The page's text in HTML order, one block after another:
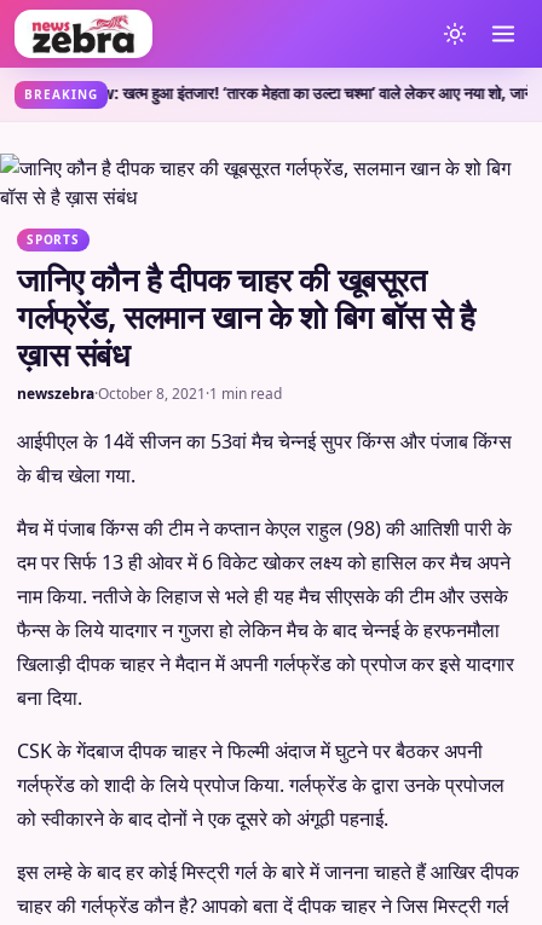
BREAKING
Show: खत्म हुआ इंतजार! ‘तारक मेहता का उल्टा चश्मा’ वाले लेकर आए नया शो, जानें
SPORTS
जानिए कौन है दीपक चाहर की खूबसूरत
गर्लफ्रेंड, सलमान खान के शो बिग बॉस से है
ख़ास संबंध
newszebra·October 8, 2021·1 min read
आईपीएल के 14वें सीजन का 53वां मैच चेन्नई सुपर किंग्स और पंजाब किंग्स
के बीच खेला गया.
मैच में पंजाब किंग्स की टीम ने कप्तान केएल राहुल (98) की आतिशी पारी के
दम पर सिर्फ 13 ही ओवर में 6 विकेट खोकर लक्ष्य को हासिल कर मैच अपने
नाम किया. नतीजे के लिहाज से भले ही यह मैच सीएसके की टीम और उसके
फैन्स के लिये यादगार न गुजरा हो लेकिन मैच के बाद चेन्नई के हरफनमौला
खिलाड़ी दीपक चाहर ने मैदान में अपनी गर्लफ्रेंड को प्रपोज कर इसे यादगार
बना दिया.
CSK के गेंदबाज दीपक चाहर ने फिल्मी अंदाज में घुटने पर बैठकर अपनी
गर्लफ्रेंड को शादी के लिये प्रपोज किया. गर्लफ्रेंड के द्वारा उनके प्रपोजल
को स्वीकारने के बाद दोनों ने एक दूसरे को अंगूठी पहनाई.
इस लम्हे के बाद हर कोई मिस्ट्री गर्ल के बारे में जानना चाहते हैं आखिर दीपक
चाहर की गर्लफ्रेंड कौन है? आपको बता दें दीपक चाहर ने जिस मिस्ट्री गर्ल